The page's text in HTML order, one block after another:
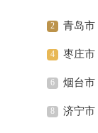
青岛市
枣庄市
烟台市
济宁市